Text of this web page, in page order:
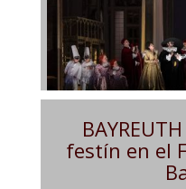
festín en el